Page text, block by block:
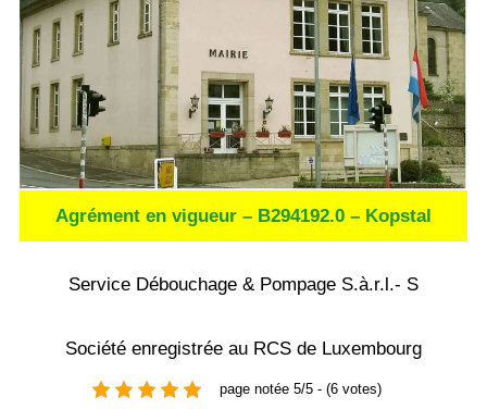
Agrément en vigueur – B294192.0 – Kopstal
Service Débouchage & Pompage S.à.r.l.- S
Société enregistrée au RCS de Luxembourg
page notée 5/5 - (6 votes)